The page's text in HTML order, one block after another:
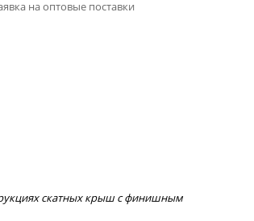
на оптовые поставки
скатных крыш с финишным